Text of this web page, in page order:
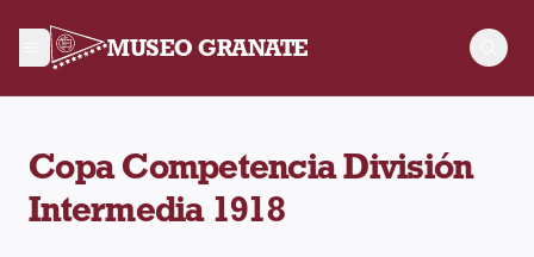
MUSEO GRANATE
Copa Competencia División
Intermedia 1918